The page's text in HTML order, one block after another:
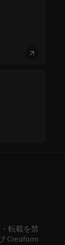
転載を禁
Creaform